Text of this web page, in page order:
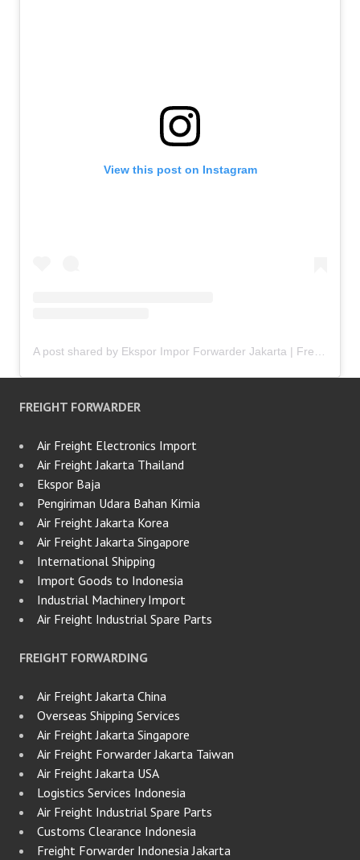
View this post on Instagram
FREIGHT FORWARDER
Air Freight Electronics Import
Air Freight Jakarta Thailand
Ekspor Baja
Pengiriman Udara Bahan Kimia
Air Freight Jakarta Korea
Air Freight Jakarta Singapore
International Shipping
Import Goods to Indonesia
Industrial Machinery Import
Air Freight Industrial Spare Parts
FREIGHT FORWARDING
Air Freight Jakarta China
Overseas Shipping Services
Air Freight Jakarta Singapore
Air Freight Forwarder Jakarta Taiwan
Air Freight Jakarta USA
Logistics Services Indonesia
Air Freight Industrial Spare Parts
Customs Clearance Indonesia
Freight Forwarder Indonesia Jakarta